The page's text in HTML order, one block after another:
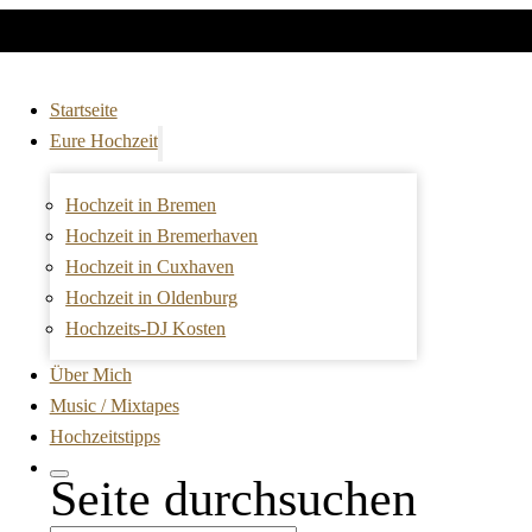
Startseite
Eure Hochzeit
Hochzeit in Bremen
Hochzeit in Bremerhaven
Hochzeit in Cuxhaven
Hochzeit in Oldenburg
Hochzeits-DJ Kosten
Über Mich
Music / Mixtapes
Hochzeitstipps
Seite durchsuchen